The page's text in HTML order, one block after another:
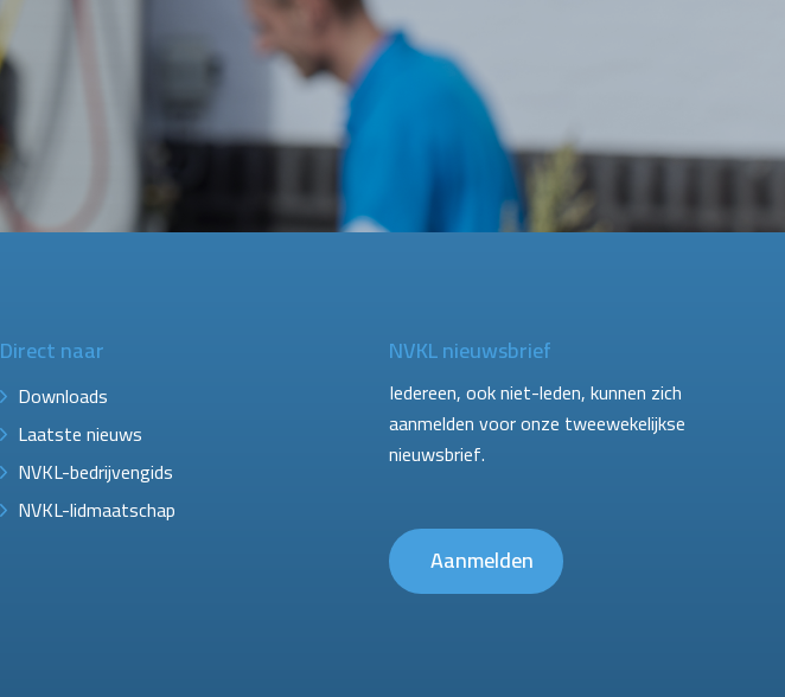
Direct naar
Downloads
Laatste nieuws
NVKL-bedrijvengids
NVKL-lidmaatschap
NVKL nieuwsbrief
Iedereen, ook niet-leden, kunnen zich
aanmelden voor onze tweewekelijkse
nieuwsbrief.
Aanmelden